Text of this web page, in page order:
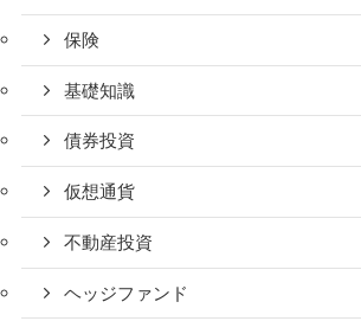
保険
基礎知識
債券投資
仮想通貨
不動産投資
ヘッジファンド